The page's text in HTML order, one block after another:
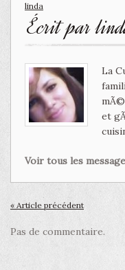
linda
Écrit par
La
et
Voir tous les
« Article précédent
Pas de commentaire.